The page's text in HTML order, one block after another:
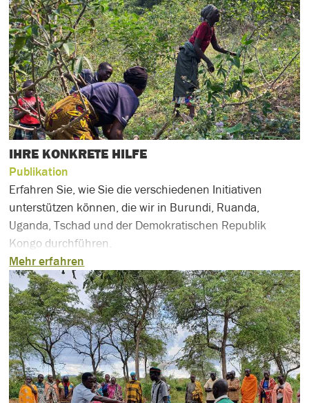
IHRE KONKRETE HILFE
Publikation
Erfahren Sie, wie Sie die verschiedenen Initiativen
unterstützen können, die wir in Burundi, Ruanda,
Uganda, Tschad und der Demokratischen Republik
Kongo durchführen.
Mehr erfahren